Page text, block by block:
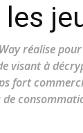
réalise
visant à
fort